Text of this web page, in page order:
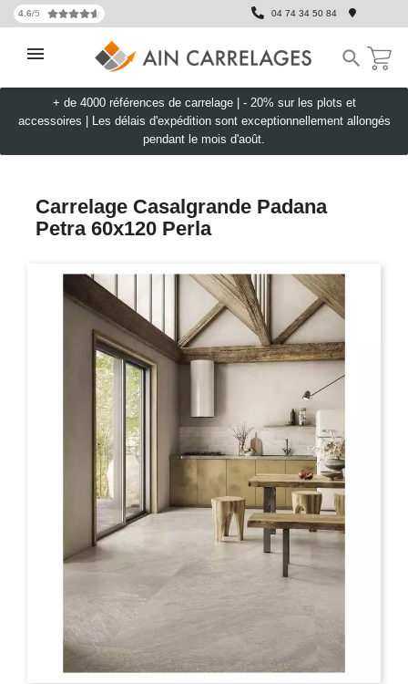
4.6/5 04 74 34 50 84

+ de 4000 références de carrelage | - 20% sur les plots et
accessoires
Les délais d'expédition sont exceptionnellement allongés
pendant le mois d'août.
Carrelage Casalgrande Padana
Petra 60x120 Perla